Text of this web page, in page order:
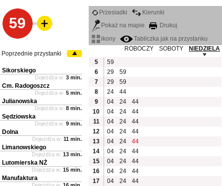
59
Przesiadki
Kierunki
Pokaż na mapie
Drukuj
ikony
Tabliczka jak na przystanku
ROBOCZY
SOBOTY
NIEDZIELA
5
59
6
29
59
7
29
59
8
24
44
9
04 24
44
10
04 24
44
11
04 24
44
12
04 24
44
13
04 24
44
14
04 24
44
15
04 24
44
16
04 24
44
17
04 24 44
Poprzednie przystanki
Sikorskiego
Dojeżdża w: 3 min.
Cm. Radogoszcz
Dojeżdża w: 5 min.
Julianowska
Dojeżdża w: 8 min.
Sędziowska
Dojeżdża w: 9 min.
Dolna
Dojeżdża w: 11 min.
Limanowskiego
Dojeżdża w: 13 min.
Lutomierska NŻ
Dojeżdża w: 15 min.
Manufaktura